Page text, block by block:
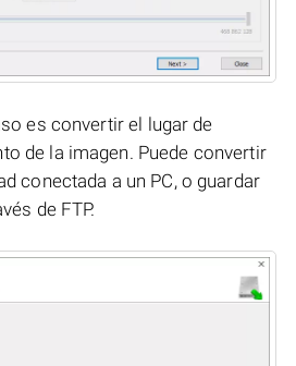
es convertir el lugar de
de la imagen. Puede convertir
conectada a un PC, o guardar
de FTP.